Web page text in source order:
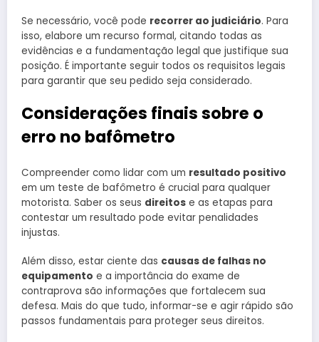
Se necessário, você pode recorrer ao judiciário. Para
isso, elabore um recurso formal, citando todas as
evidências e a fundamentação legal que justifique sua
posição. É importante seguir todos os requisitos legais
para garantir que seu pedido seja considerado.
Considerações finais sobre o
erro no bafômetro
Compreender como lidar com um resultado positivo
em um teste de bafômetro é crucial para qualquer
motorista. Saber os seus direitos e as etapas para
contestar um resultado pode evitar penalidades
injustas.
Além disso, estar ciente das causas de falhas no
equipamento e a importância do exame de
contraprova são informações que fortalecem sua
defesa. Mais do que tudo, informar-se e agir rápido são
passos fundamentais para proteger seus direitos.